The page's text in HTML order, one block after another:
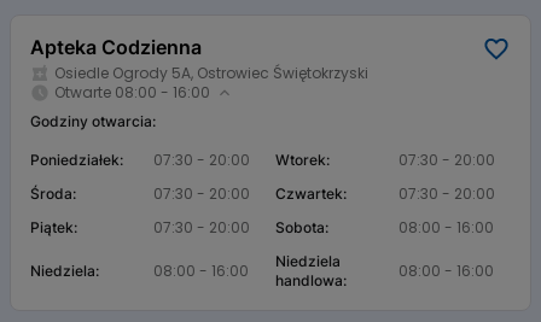
Apteka Codzienna
Osiedle Ogrody 5A, Ostrowiec Świętokrzyski
Otwarte 08:00 - 16:00
Godziny otwarcia:
Poniedziałek: 07:30 - 20:00 Wtorek: 07:30 - 20:00
Środa: 07:30 - 20:00 Czwartek: 07:30 - 20:00
Piątek: 07:30 - 20:00 Sobota: 08:00 - 16:00
Niedziela: 08:00 - 16:00
Niedziela
handlowa:
08:00 - 16:00